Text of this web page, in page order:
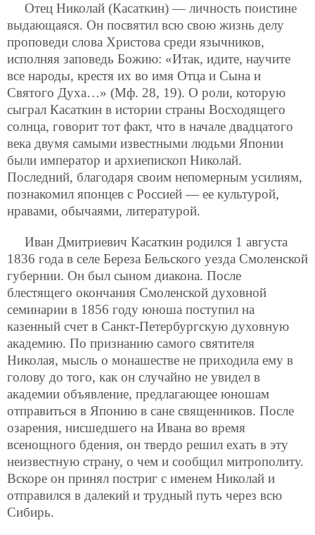
Отец Николай (Касаткин) — личность поистине
выдающаяся. Он посвятил всю свою жизнь делу
проповеди слова Христова среди язычников,
исполняя заповедь Божию: «Итак, идите, научите
все народы, крестя их во имя Отца и Сына и
Святого Духа…» (Мф. 28, 19). О роли, которую
сыграл Касаткин в истории страны Восходящего
солнца, говорит тот факт, что в начале двадцатого
века двумя самыми известными людьми Японии
были император и архиепископ Николай.
Последний, благодаря своим непомерным усилиям,
познакомил японцев с Россией — ее культурой,
нравами, обычаями, литературой.
Иван Дмитриевич Касаткин родился 1 августа
1836 года в селе Береза Бельского уезда Смоленской
губернии. Он был сыном диакона. После
блестящего окончания Смоленской духовной
семинарии в 1856 году юноша поступил на
казенный счет в Санкт-Петербургскую духовную
академию. По признанию самого святителя
Николая, мысль о монашестве не приходила ему в
голову до того, как он случайно не увидел в
академии объявление, предлагающее юношам
отправиться в Японию в сане священников. После
озарения, нисшедшего на Ивана во время
всенощного бдения, он твердо решил ехать в эту
неизвестную страну, о чем и сообщил митрополиту.
Вскоре он принял постриг с именем Николай и
отправился в далекий и трудный путь через всю
Сибирь.